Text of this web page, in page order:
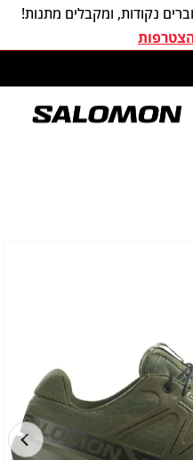
נקודות, ומקבלים מתנות!